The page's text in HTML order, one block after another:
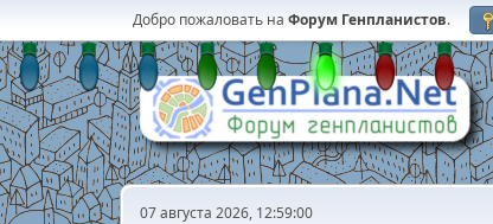
Добро пожаловать на Форум Генпланистов.
07 августа 2026, 12:59:00